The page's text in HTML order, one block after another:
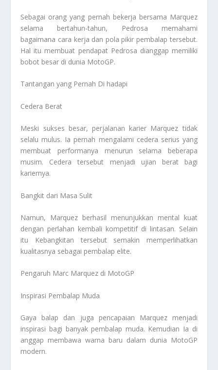
Sebagai orang yang pernah bekerja bersama Marquez
selama bertahun-tahun, Pedrosa memahami
bagaimana cara kerja dan pola pikir pembalap tersebut.
Hal itu membuat pendapat Pedrosa dianggap memiliki
bobot besar di dunia MotoGP.
Tantangan yang Pernah Di hadapi
Cedera Berat
Meski sukses besar, perjalanan karier Marquez tidak
selalu mulus. Ia pernah mengalami cedera serius yang
membuat performanya menurun selama beberapa
musim. Cedera tersebut menjadi ujian berat bagi
kariernya.
Bangkit dari Masa Sulit
Namun, Marquez berhasil menunjukkan mental kuat
dengan perlahan kembali kompetitif di lintasan. Selain
itu Kebangkitan tersebut semakin memperlihatkan
kualitasnya sebagai pembalap elite.
Pengaruh Marc Marquez di MotoGP
Inspirasi Pembalap Muda
Gaya balap dan juga pencapaian Marquez menjadi
inspirasi bagi banyak pembalap muda. Kemudian Ia di
anggap membawa warna baru dalam dunia MotoGP
modern.